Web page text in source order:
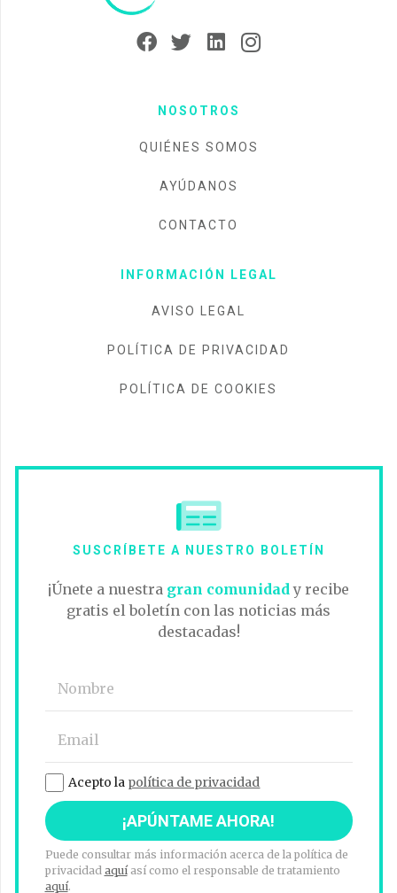
NOSOTROS
QUIÉNES SOMOS
AYÚDANOS
CONTACTO
INFORMACIÓN LEGAL
AVISO LEGAL
POLÍTICA DE PRIVACIDAD
POLÍTICA DE COOKIES
SUSCRÍBETE A NUESTRO BOLETÍN
¡Únete a nuestra gran comunidad y recibe
gratis el boletín con las noticias más
destacadas!
Acepto la política de privacidad
Puede consultar más información acerca de la política de
privacidad aquíasí como el responsable de tratamiento
aquí.